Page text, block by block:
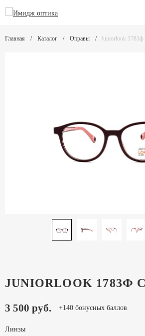
Главная Каталог Оправы Juniorlook 1783ф
JUNIORLOOK 1783Ф
3 500 руб. +140 бонусных баллов
Линзы